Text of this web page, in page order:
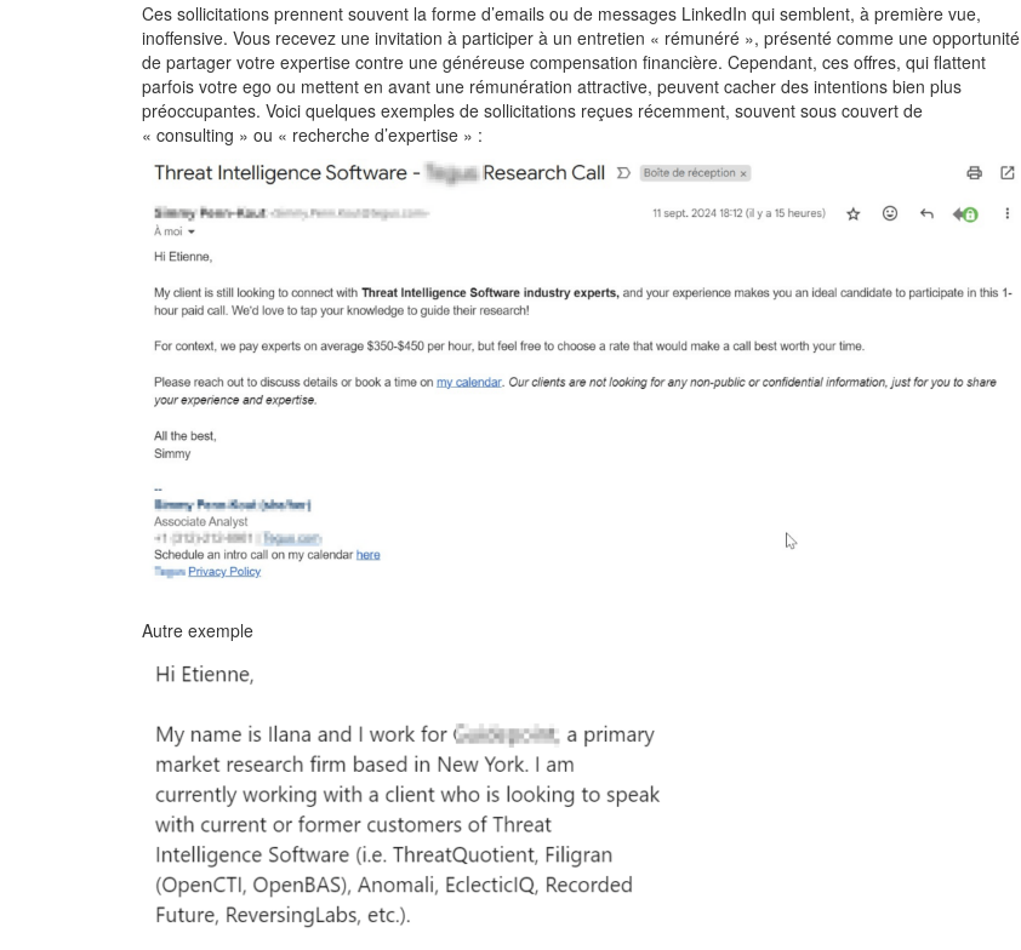
Ces sollicitations prennent souvent la forme d’emails ou de messages LinkedIn qui semblent, à première vue,
inoffensive. Vous recevez une invitation à participer à un entretien « rémunéré », présenté comme une opportunité
de partager votre expertise contre une généreuse compensation financière. Cependant, ces offres, qui flattent
parfois votre ego ou mettent en avant une rémunération attractive, peuvent cacher des intentions bien plus
préoccupantes. Voici quelques exemples de sollicitations reçues récemment, souvent sous couvert de
« consulting » ou « recherche d’expertise » :
Autre exemple